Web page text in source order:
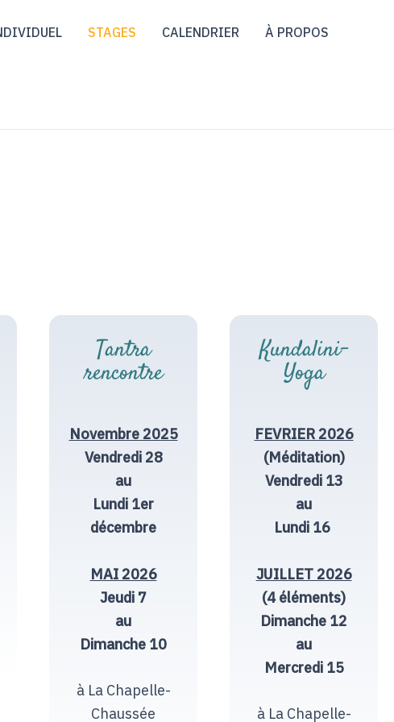
STAGES CALENDRIER À PROPOS
Tantra
rencontre
Novembre 2025
Vendredi 28
au
Lundi 1er
décembre
MAI 2026
Jeudi 7
au
Dimanche 10
à La Chapelle-
Chaussée
Kundalini-
Yoga
FEVRIER 2026
(Méditation)
Vendredi 13
au
Lundi 16
JUILLET 2026
(4 éléments)
Dimanche 12
au
Mercredi 15
à La Chapelle-